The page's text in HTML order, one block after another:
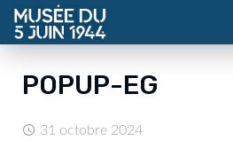
POPUP-EG
31 octobre 2024